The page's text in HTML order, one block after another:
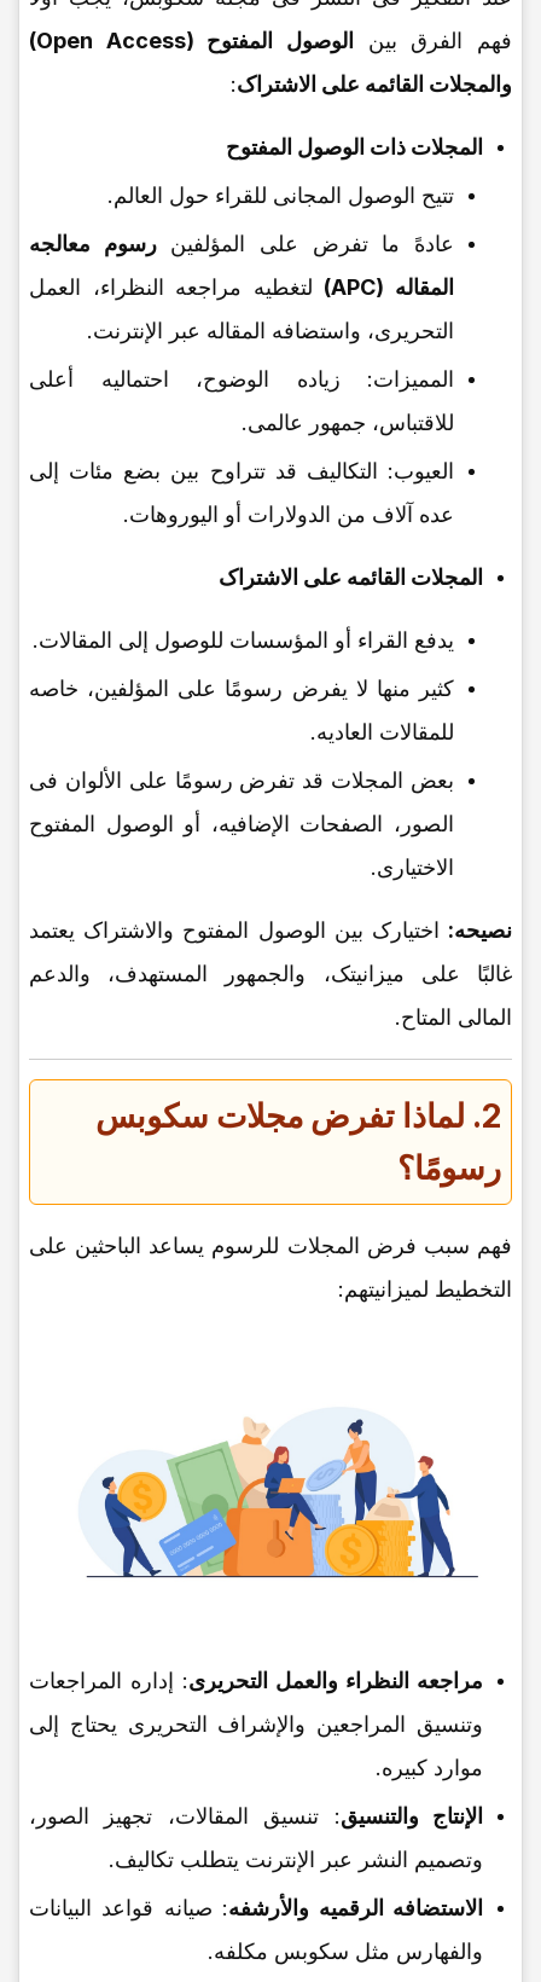
فهم الفرق بین
الوصول المفتوح (Open Access)
والمجلات القائمه على الاشتراک:
المجلات ذات الوصول المفتوح
تتیح الوصول المجانی للقراء حول العالم.
عادهً ما تفرض على المؤلفینرسوم معالجه
المقاله (APC)
لتغطیه مراجعه النظراء، العمل
التحریری، واستضافه المقاله عبر الإنترنت.
الممیزات: زیاده الوضوح، احتمالیه أعلى
للاقتباس، جمهور عالمی.
العیوب: التکالیف قد تتراوح بین بضع مئات إلى
عده آلاف من الدولارات أو الیوروهات.
المجلات القائمه على الاشتراک
یدفع القراء أو المؤسسات للوصول إلى المقالات.
کثیر منها لا یفرض رسومًا على المؤلفین، خاصه
للمقالات العادیه.
بعض المجلات قد تفرض رسومًا على الألوان فی
الصور، الصفحات الإضافیه، أو الوصول المفتوح
الاختیاری.
نصیحه: اختیارک بین الوصول المفتوح والاشتراک یعتمد
غالبًا على میزانیتک، والجمهور المستهدف، والدعم
المالی المتاح.
2. لماذا تفرض مجلات سکوبس
رسومًا؟
فهم سبب فرض المجلات للرسوم یساعد الباحثین على
التخطیط لمیزانیتهم:
مراجعه النظراء والعمل التحریری: إداره المراجعات
وتنسیق المراجعین والإشراف التحریری یحتاج إلى
موارد کبیره.
الإنتاج والتنسیق: تنسیق المقالات، تجهیز الصور،
وتصمیم النشر عبر الإنترنت یتطلب تکالیف.
الاستضافه الرقمیه والأرشفه: صیانه قواعد البیانات
والفهارس مثل سکوبس مکلفه.